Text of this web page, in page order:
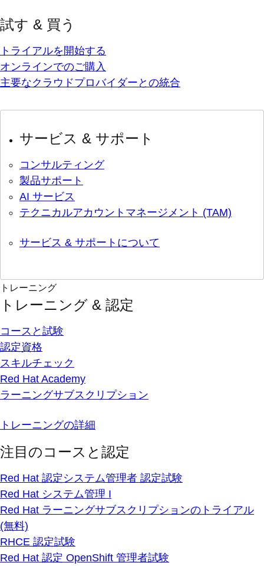
試す & 買う
トライアルを開始する
オンラインでのご購入
主要なクラウドプロバイダーとの統合
サービス & サポート
コンサルティング
製品サポート
AI サービス
テクニカルアカウントマネージメント (TAM)
サービス & サポートについて
トレーニング
トレーニング & 認定
コースと試験
認定資格
スキルチェック
Red Hat Academy
ラーニングサブスクリプション
トレーニングの詳細
注目のコースと認定
Red Hat 認定システム管理者 認定試験
Red Hat システム管理 I
Red Hat ラーニングサブスクリプションのトライアル
(無料)
RHCE 認定試験
Red Hat 認定 OpenShift 管理者試験